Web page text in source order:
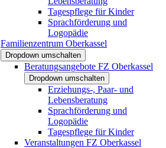
Tagespflege für Kinder
Sprachförderung und
Logopädie
Familienzentrum Oberkassel
Dropdown umschalten
Beratungsangebote FZ Oberkassel
Dropdown umschalten
Erziehungs-, Paar- und
Lebensberatung
Sprachförderung und
Logopädie
Tagespflege für Kinder
Veranstaltungen FZ Oberkassel